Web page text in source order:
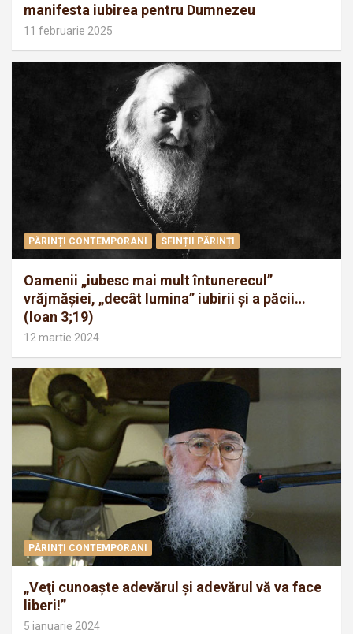
manifesta iubirea pentru Dumnezeu
11 februarie 2025
PĂRINȚI CONTEMPORANI SFINȚII PĂRINȚI
Oamenii „iubesc mai mult întunerecul”
vrăjmăşiei, „decât lumina” iubirii şi a păcii…
(Ioan 3;19)
12 martie 2024
PĂRINȚI CONTEMPORANI
„Veţi cunoaşte adevărul şi adevărul vă va face
liberi!”
5 ianuarie 2024